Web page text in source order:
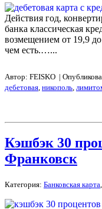
Действия год,
банка классическая
возмещением от 19,9
чем есть.…...
Автор: FEISKO |
дебетовая, никополь,
Кэшбэк 30
Франковск
Категория: Банковская карта,